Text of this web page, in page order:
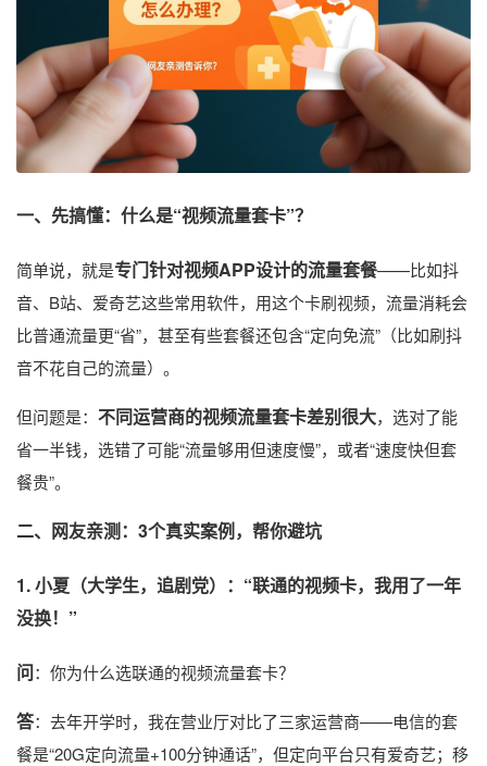
一、先搞懂：什么是“视频流量套卡”？
简单说，就是专门针对视频APP设计的流量套餐——比如抖
音、B站、爱奇艺这些常用软件，用这个卡刷视频，流量消耗会
比普通流量更“省”，甚至有些套餐还包含“定向免流”（比如刷抖
音不花自己的流量）。
但问题是： 不同运营商的视频流量套卡差别很大，选对了能
省一半钱，选错了可能“流量够用但速度慢”，或者“速度快但套
餐贵”。
二、网友亲测：3个真实案例，帮你避坑
1. 小夏（大学生，追剧党）：“联通的视频卡，我用了一年
没换！”
问：你为什么选联通的视频流量套卡？
答：去年开学时，我在营业厅对比了三家运营商——电信的套
餐是“20G定向流量+100分钟通话”，但定向平台只有爱奇艺；移